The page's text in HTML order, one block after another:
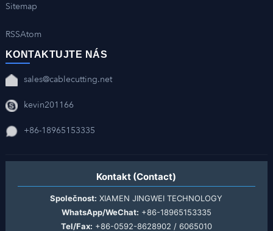
Sitemap
RSSAtom
KONTAKTUJTE NÁS
sales@cablecutting.net
kevin201166
+86-18965153335
Kontakt (Contact)
Společnost: XIAMEN JINGWEI TECHNOLOGY
WhatsApp/WeChat: +86-18965153335
Tel/Fax: +86-0592-8628902 / 6065010